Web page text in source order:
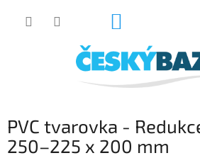
PVC tvarovka -
250–225 x 200 mm